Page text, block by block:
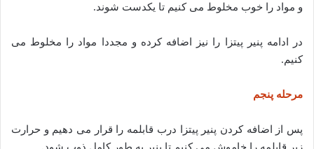
و مواد را خوب مخلوط می کنیم تا یکدست شوند.
در ادامه پنیر پیتزا را نیز اضافه کرده و مجددا مواد را مخلوط می
کنیم.
مرحله پنجم
پس از اضافه کردن پنیر پیتزا درب قابلمه را قرار می دهیم و حرارت